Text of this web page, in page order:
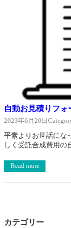
自動お見積りフ
2023年6月20日
平素よりお世話にな
しく受託合成費用の
Read more
カテゴリー